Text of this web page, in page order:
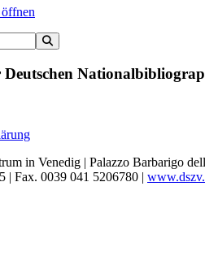
Deutschen
in Venedig | Palazzo Barbarigo
| Fax. 0039 041 5206780 |